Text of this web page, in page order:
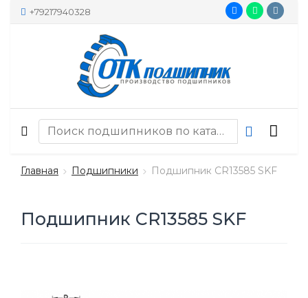
+79217940328
Главная Подшипники Подшипник CR13585 SKF
Подшипник CR13585 SKF